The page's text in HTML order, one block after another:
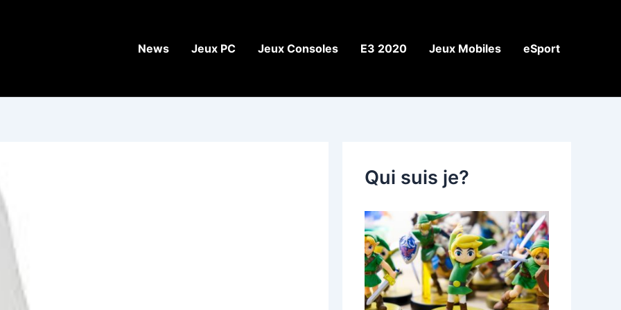
News Jeux PC Jeux Consoles E3 2020 Jeux Mobiles eSport
Qui suis je?